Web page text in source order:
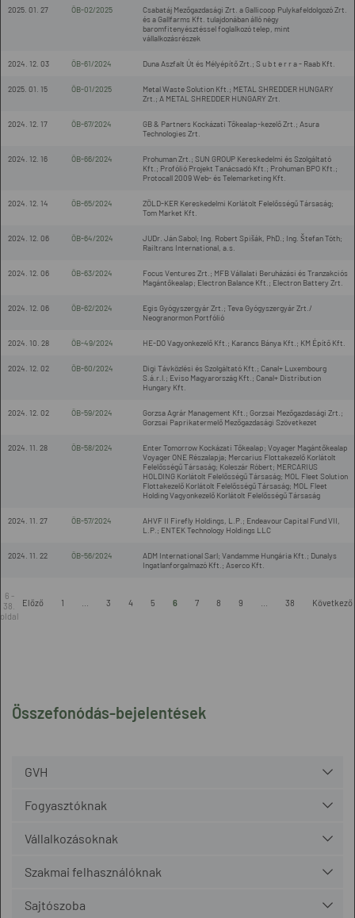
Összefonódás-bejelentések
GVH
Fogyasztóknak
Vállalkozásoknak
Szakmai felhasználóknak
Sajtószoba
2025. 01. 27 ÖB-02/2025
Csabatáj Mezőgazdasági Zrt. a Gallicoop Pulykafeldolgozó Zrt.
és a Gallfarms Kft. tulajdonában álló négy
baromfitenyésztéssel foglalkozó telep, mint
vállalkozásrészek
2024. 12. 03 ÖB-61/2024 Duna Aszfalt Út és Mélyépítő Zrt.; S u b t e r r a - Raab Kft.
2025. 01. 15 ÖB-01/2025
Metal Waste Solution Kft.; METAL SHREDDER HUNGARY
Zrt.; A METAL SHREDDER HUNGARY Zrt.
2024. 12. 17 ÖB-67/2024
GB & Partners Kockázati Tőkealap-kezelő Zrt.; Asura
Technologies Zrt.
2024. 12. 16 ÖB-66/2024
Prohuman Zrt.; SUN GROUP Kereskedelmi és Szolgáltató
Kft.; Profólió Projekt Tanácsadó Kft.; Prohuman BPO Kft.;
Protocall 2009 Web- és Telemarketing Kft.
2024. 12. 14 ÖB-65/2024
ZÖLD-KER Kereskedelmi Korlátolt Felelősségű Társaság;
Tom Market Kft.
2024. 12. 06 ÖB-64/2024
JUDr. Ján Sabol; Ing. Robert Spišák, PhD.; Ing. Štefan Tóth;
Railtrans International, a.s.
2024. 12. 06 ÖB-63/2024
Focus Ventures Zrt.; MFB Vállalati Beruházási és Tranzakciós
Magántőkealap; Electron Balance Kft.; Electron Battery Zrt.
2024. 12. 06 ÖB-62/2024
Egis Gyógyszergyár Zrt.; Teva Gyógyszergyár Zrt./
Neogranormon Portfólió
2024. 10. 28 ÖB-49/2024 HE-DO Vagyonkezelő Kft.; Karancs Bánya Kft.; KM Építő Kft.
2024. 12. 02 ÖB-60/2024
Digi Távközlési és Szolgáltató Kft.; Canal+ Luxembourg
S.á.r.l.; Eviso Magyarország Kft.; Canal+ Distribution
Hungary Kft.
2024. 12. 02 ÖB-59/2024
Gorzsa Agrár Management Kft.; Gorzsai Mezőgazdasági Zrt.;
Gorzsai Paprikatermelő Mezőgazdasági Szövetkezet
2024. 11. 28 ÖB-58/2024
Enter Tomorrow Kockázati Tőkealap; Voyager Magántőkealap
Voyager ONE Részalapja; Mercarius Flottakezelő Korlátolt
Felelősségű Társaság; Koleszár Róbert; MERCARIUS
HOLDING Korlátolt Felelősségű Társaság; MOL Fleet Solution
Flottakezelő Korlátolt Felelősségű Társaság; MOL Fleet
Holding Vagyonkezelő Korlátolt Felelősségű Társaság
2024. 11. 27 ÖB-57/2024
AHVF II Firefly Holdings, L.P.; Endeavour Capital Fund VII,
L.P.; ENTEK Technology Holdings LLC
2024. 11. 22 ÖB-56/2024
ADM International Sarl; Vandamme Hungária Kft.; Dunalys
Ingatlanforgalmazó Kft.; Aserco Kft.
6 -
38.
oldal
Előző 1 3 4 5 6 7 8 9 38 Következő